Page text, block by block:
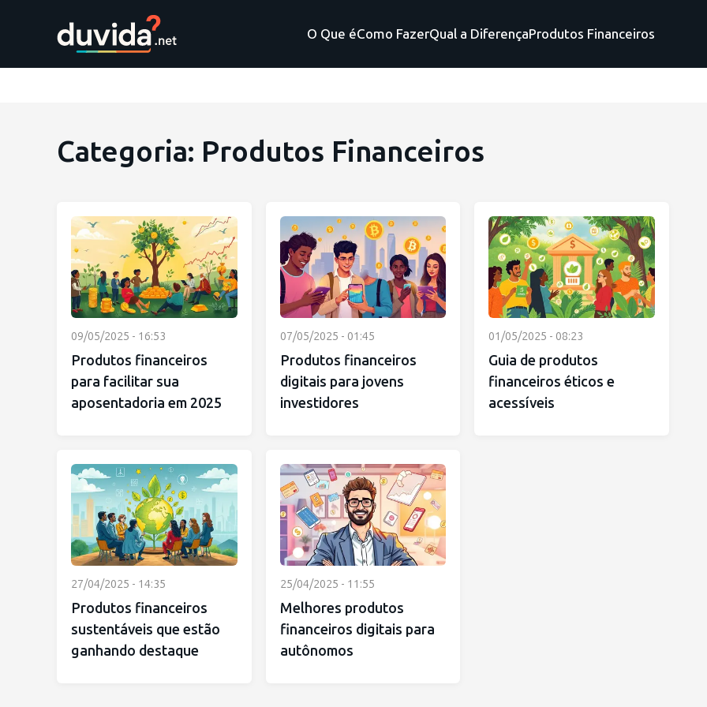
O Que éComo FazerQual a DiferençaProdutos Financeiros
Categoria: Produtos Financeiros
09/05/2025 - 16:53
Produtos financeiros
para facilitar sua
aposentadoria em 2025
07/05/2025 - 01:45
Produtos financeiros
digitais para jovens
investidores
01/05/2025 - 08:23
Guia de produtos
financeiros éticos e
acessíveis
27/04/2025 - 14:35
Produtos financeiros
sustentáveis que estão
ganhando destaque
25/04/2025 - 11:55
Melhores produtos
financeiros digitais para
autônomos